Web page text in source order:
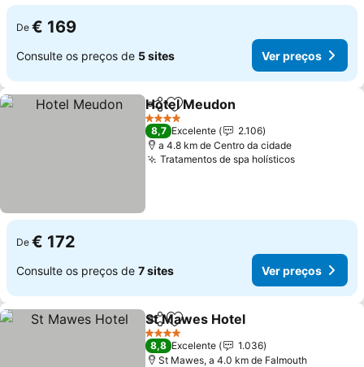
De € 169
Consulte os preços de 5 sites Ver preços
PartilharAdicionar aos favoritos
Hotel Meudon
4 Estrelas
8,7 Excelente
2.106
a 4.8 km de Centro da cidade
Tratamentos de spa holísticosVer preços
De € 172
Consulte os preços de 7 sites Ver preços
PartilharAdicionar aos favoritos
St Mawes Hotel
4 Estrelas
8,8 Excelente
1.036
St Mawes, a 4.0 km de Falmouth